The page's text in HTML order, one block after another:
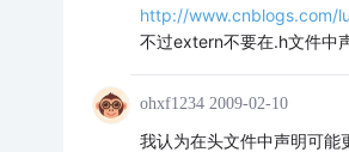
http://www.cnblogs.com/
不过extern不要在.h文件中
ohxf1234 2009-02-10
我认为在头文件中声明可能